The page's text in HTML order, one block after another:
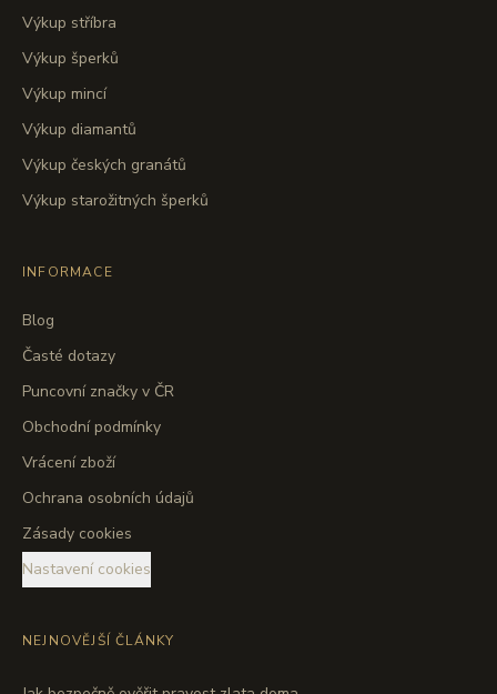
Výkup stříbra
Výkup šperků
Výkup mincí
Výkup diamantů
Výkup českých granátů
Výkup starožitných šperků
INFORMACE
Blog
Časté dotazy
Puncovní značky v ČR
Obchodní podmínky
Vrácení zboží
Ochrana osobních údajů
Zásady cookies
Nastavení cookies
NEJNOVĚJŠÍ ČLÁNKY